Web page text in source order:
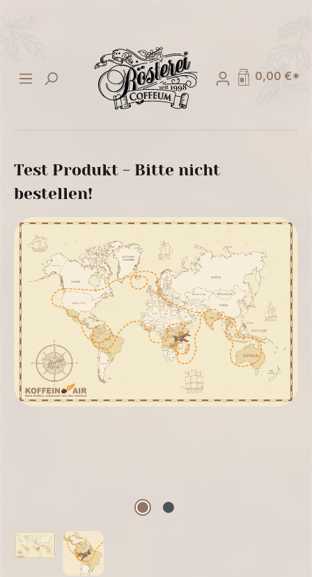
0,00 €*
Test Produkt - Bitte nicht
bestellen!